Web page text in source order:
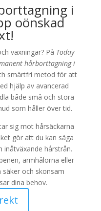
i
oönskad
vaxningar? På Today
hårborttagning i
smärtfri metod för att
hjälp av avancerad
både små och stora
som håller över tid.
sig mot hårsäckarna
gör att du kan säga
inåtväxande hårstrån.
armhålorna eller
säker och skonsam
dina behov.